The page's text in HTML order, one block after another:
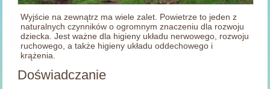
Wyjście na zewnątrz ma wiele zalet. Powietrze to jeden z
naturalnych czynników o ogromnym znaczeniu dla rozwoju
dziecka. Jest ważne dla higieny układu nerwowego, rozwoju
ruchowego, a także higieny układu oddechowego i
krążenia.
Doświadczanie